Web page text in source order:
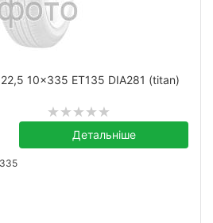
10x335 ET135 DIA281 (titan)
Детальніше